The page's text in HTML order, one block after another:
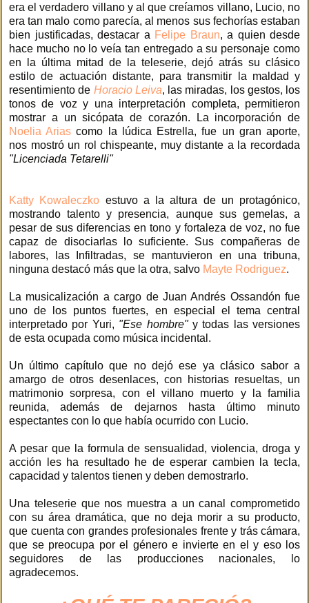
era el verdadero villano y al que creíamos villano, Lucio, no
era tan malo como parecía, al menos sus fechorías estaban
bien justificadas, destacar a Felipe Braun, a quien desde
hace mucho no lo veía tan entregado a su personaje como
en la última mitad de la teleserie, dejó atrás su clásico
estilo de actuación distante, para transmitir la maldad y
resentimiento de Horacio Leiva, las miradas, los gestos, los
tonos de voz y una interpretación completa, permitieron
mostrar a un sicópata de corazón. La incorporación de
Noelia Arias como la lúdica Estrella, fue un gran aporte,
nos mostró un rol chispeante, muy distante a la recordada
"Licenciada Tetarelli"
Katty Kowaleczko estuvo a la altura de un protagónico,
mostrando talento y presencia, aunque sus gemelas, a
pesar de sus diferencias en tono y fortaleza de voz, no fue
capaz de disociarlas lo suficiente. Sus compañeras de
labores, las Infiltradas, se mantuvieron en una tribuna,
ninguna destacó más que la otra, salvo Mayte Rodriguez.
La musicalización a cargo de Juan Andrés Ossandón fue
uno de los puntos fuertes, en especial el tema central
interpretado por Yuri, "Ese hombre"y todas las versiones
de esta ocupada como música incidental.
Un último capítulo que no dejó ese ya clásico sabor a
amargo de otros desenlaces, con historias resueltas, un
matrimonio sorpresa, con el villano muerto y la familia
reunida, además de dejarnos hasta último minuto
espectantes con lo que había ocurrido con Lucio.
A pesar que la formula de sensualidad, violencia, droga y
acción les ha resultado he de esperar cambien la tecla,
capacidad y talentos tienen y deben demostrarlo.
Una teleserie que nos muestra a un canal comprometido
con su área dramática, que no deja morir a su producto,
que cuenta con grandes profesionales frente y trás cámara,
que se preocupa por el género e invierte en el y eso los
seguidores de las producciones nacionales, lo
agradecemos.